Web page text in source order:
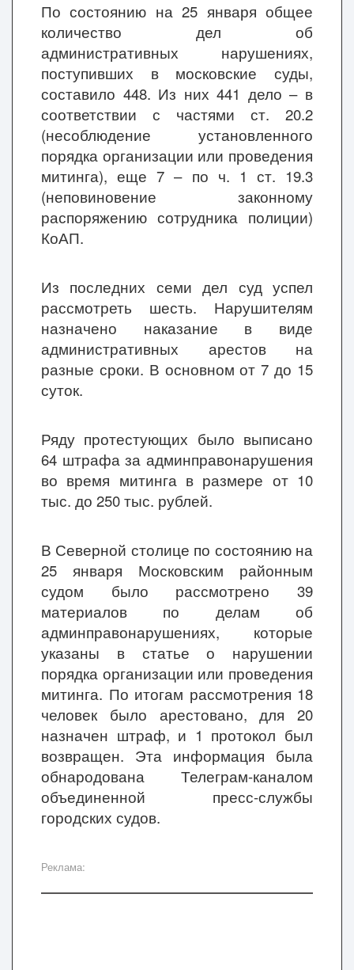
По состоянию на 25 января общее
количество дел об
административных нарушениях,
поступивших в московские суды,
составило 448. Из них 441 дело – в
соответствии с частями ст. 20.2
(несоблюдение установленного
порядка организации или проведения
митинга), еще 7 – по ч. 1 ст. 19.3
(неповиновение законному
распоряжению сотрудника полиции)
КоАП.
Из последних семи дел суд успел
рассмотреть шесть. Нарушителям
назначено наказание в виде
административных арестов на
разные сроки. В основном от 7 до 15
суток.
Ряду протестующих было выписано
64 штрафа за админправонарушения
во время митинга в размере от 10
тыс. до 250 тыс. рублей.
В Северной столице по состоянию на
25 января Московским районным
судом было рассмотрено 39
материалов по делам об
админправонарушениях, которые
указаны в статье о нарушении
порядка организации или проведения
митинга. По итогам рассмотрения 18
человек было арестовано, для 20
назначен штраф, и 1 протокол был
возвращен. Эта информация была
обнародована Телеграм-каналом
объединенной пресс-службы
городских судов.
Реклама: